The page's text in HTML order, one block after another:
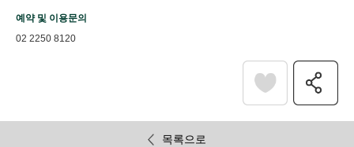
예약 및 이용문의
02 2250 8120
목록으로